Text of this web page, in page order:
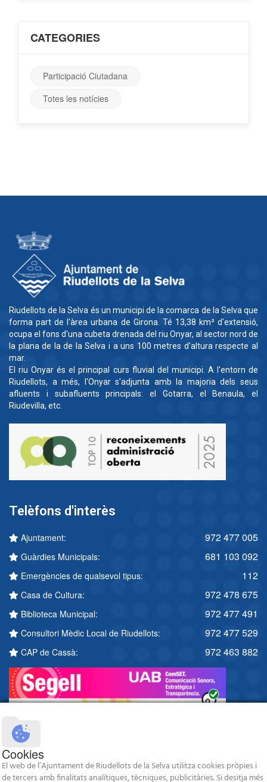
CATEGORIES
Participació Ciutadana
Totes les notícies
Riudellots de la Selva és un municipi de la comarca de la Selva que
forma part de l'àrea urbana de Girona. Té 13,38 km² d'extensió,
ocupa el fons d'una cubeta drenada del riu Onyar, al sector nord de
la plana de la de la Selva i a uns 100 metres d'altura respecte al
mar.
El riu Onyar és el principal curs fluvial del municipi. A l'entorn de
Riudellots, a més, l'Onyar s'adjunta amb la majoria dels seus
afluents i subafluents principals: el Gotarra, el Benaula, el
Riudevilla, etc.
Telèfons d'interès
Ajuntament: 972 477 005
Guàrdies Municipals: 681 103 092
Emergències de qualsevol tipus: 112
Casa de Cultura: 972 478 675
Biblioteca Municipal: 972 477 491
Consultori Mèdic Local de Riudellots: 972 477 529
CAP de Cassà: 972 463 882
Cookies
El web de l’Ajuntament de Riudellots de la Selva utilitza cookies pròpies i
de tercers amb finalitats analítiques, tècniques, publicitàries. Si desitja més